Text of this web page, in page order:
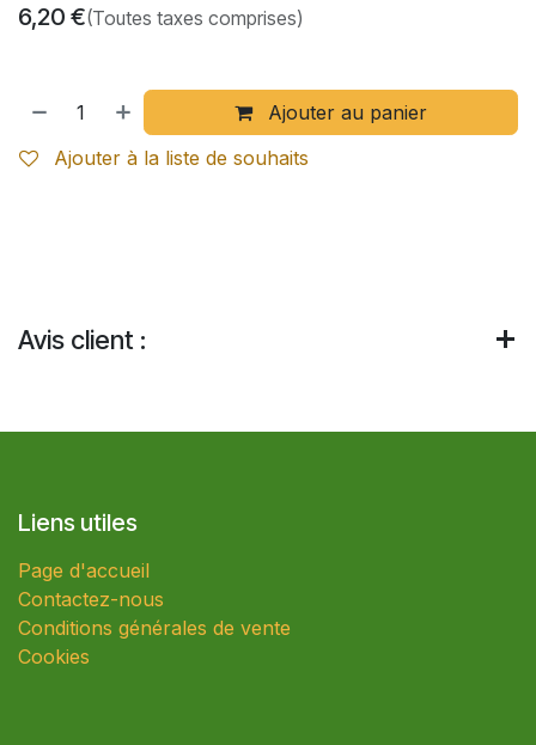
6,20 €(Toutes taxes comprises)
Ajouter au panier
Ajouter à la liste de souhaits
Avis client :
Liens utiles
Page d'accueil
Contactez-nous
Conditions générales de vente
Cookies